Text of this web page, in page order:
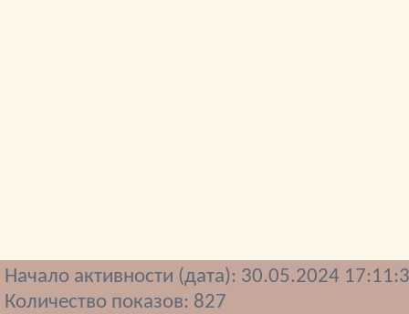
Начало активности (дата): 30.05.2024
Количество показов: 827